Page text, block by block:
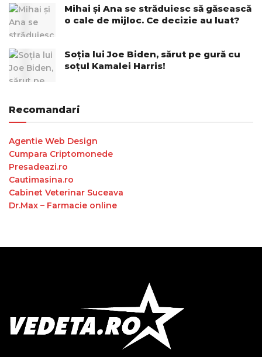
Mihai și Ana se străduiesc să găsească
o cale de mijloc. Ce decizie au luat?
Soția lui Joe Biden, sărut pe gură cu
soțul Kamalei Harris!
Recomandari
Agentie Web Design
Cumpara Criptomonede
Presadeazi.ro
Cautimasina.ro
Cabinet Veterinar Suceava
Dr.Max – Farmacie online